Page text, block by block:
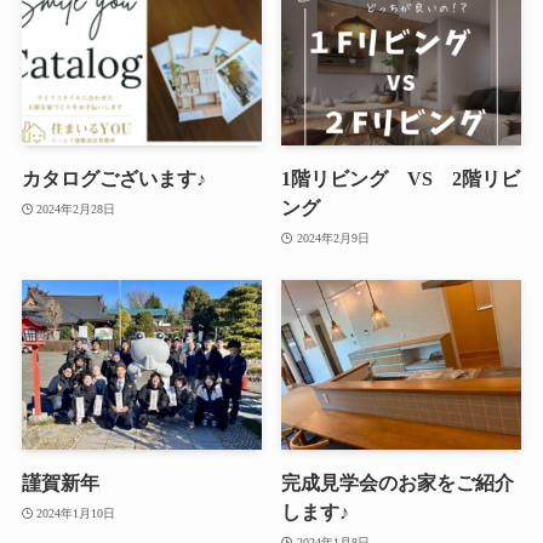
カタログございます♪
2024年2月28日
1階リビング VS 2階リビ
ング
2024年2月9日
謹賀新年
2024年1月10日
完成見学会のお家をご紹介
します♪